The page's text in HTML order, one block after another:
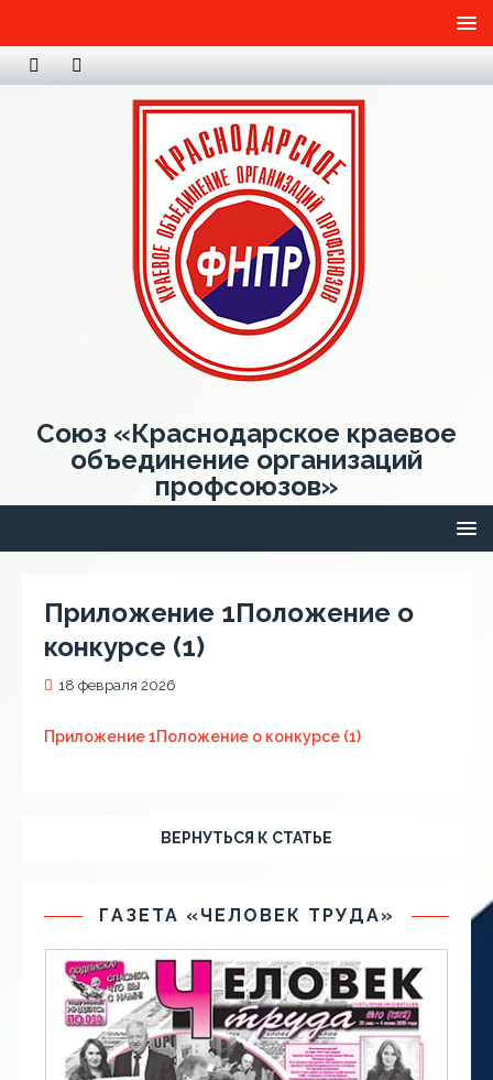
Союз «Краснодарское краевое
объединение организаций
профсоюзов»
Приложение 1Положение о
конкурсе (1)
18 февраля 2026
Приложение 1Положение о конкурсе (1)
ВЕРНУТЬСЯ К СТАТЬЕ
ГАЗЕТА «ЧЕЛОВЕК ТРУДА»